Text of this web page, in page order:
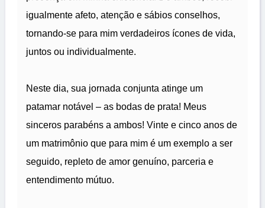
igualmente afeto, atenção e sábios conselhos,
tornando-se para mim verdadeiros ícones de vida,
juntos ou individualmente.
Neste dia, sua jornada conjunta atinge um
patamar notável – as bodas de prata! Meus
sinceros parabéns a ambos! Vinte e cinco anos de
um matrimônio que para mim é um exemplo a ser
seguido, repleto de amor genuíno, parceria e
entendimento mútuo.